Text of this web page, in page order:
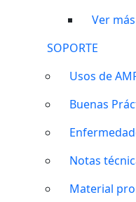
Ver
SOPORTE
Usos de
Buenas
Notas
Material